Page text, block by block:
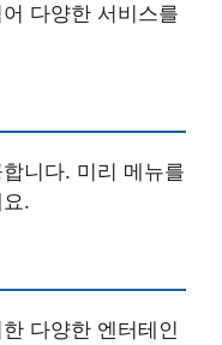
다양한 서비스를
니다. 미리 메뉴를
.
다양한 엔터테인